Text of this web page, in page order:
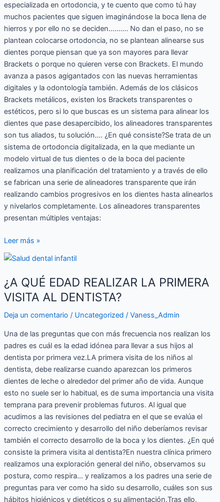
especializada en ortodoncia, y te cuento que como tú hay
muchos pacientes que siguen imaginándose la boca llena de
hierros y por ello no se deciden………. No dan el paso, no se
plantean colocarse ortodoncia, no se plantean alinearse sus
dientes porque piensan que ya son mayores para llevar
Brackets o porque no quieren verse con Brackets. El mundo
avanza a pasos agigantados con las nuevas herramientas
digitales y la odontología también. Además de los clásicos
Brackets metálicos, existen los Brackets transparentes o
estéticos, pero si lo que buscas es un sistema para alinear los
dientes que pase desapercibido, los alineadores transparentes
son tus aliados, tu solución…. ¿En qué consiste?Se trata de un
sistema de ortodoncia digitalizada, en la que mediante un
modelo virtual de tus dientes o de la boca del paciente
realizamos una planificación del tratamiento y a través de ello
se fabrican una serie de alineadores transparente que irán
realizando cambios progresivos en los dientes hasta alinearlos
y nivelarlos completamente. Los alineadores transparentes
presentan múltiples ventajas:
Leer más »
¿A QUÉ EDAD REALIZAR LA PRIMERA
VISITA AL DENTISTA?
Deja un comentario / Uncategorized / Vaness_Admin
Una de las preguntas que con más frecuencia nos realizan los
padres es cuál es la edad idónea para llevar a sus hijos al
dentista por primera vez.LA primera visita de los niños al
dentista, debe realizarse cuando aparezcan los primeros
dientes de leche o alrededor del primer año de vida. Aunque
esto no suele ser lo habitual, es de suma importancia una visita
temprana para prevenir problemas futuros. Al igual que
acudimos a las revisiones del pediatra en el que se evalúa el
correcto crecimiento y desarrollo del niño deberíamos revisar
también el correcto desarrollo de la boca y los dientes. ¿En qué
consiste la primera visita al dentista?En nuestra clínica primero
realizamos una exploración general del niño, observamos su
postura, como respira… y realizamos a los padres una serie de
preguntas para ver como ha sido su desarrollo, cuáles son sus
hábitos higiénicos y dietéticos o su alimentación.Tras ello,
¿A
EDAD
REALIZAR
PRIMERA
VISITA
DENTISTA?